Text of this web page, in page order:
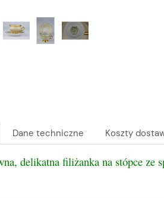
Dane techniczne Koszty
delikatna filiżanka na stópce ze